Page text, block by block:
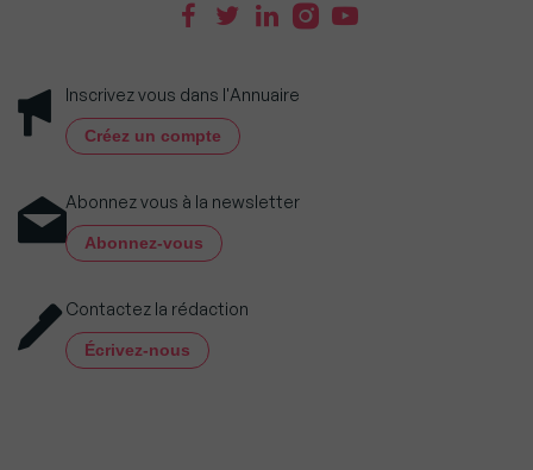
Inscrivez vous dans l'Annuaire
Créez un compte
Abonnez vous à la newsletter
Abonnez-vous
Contactez la rédaction
Écrivez-nous